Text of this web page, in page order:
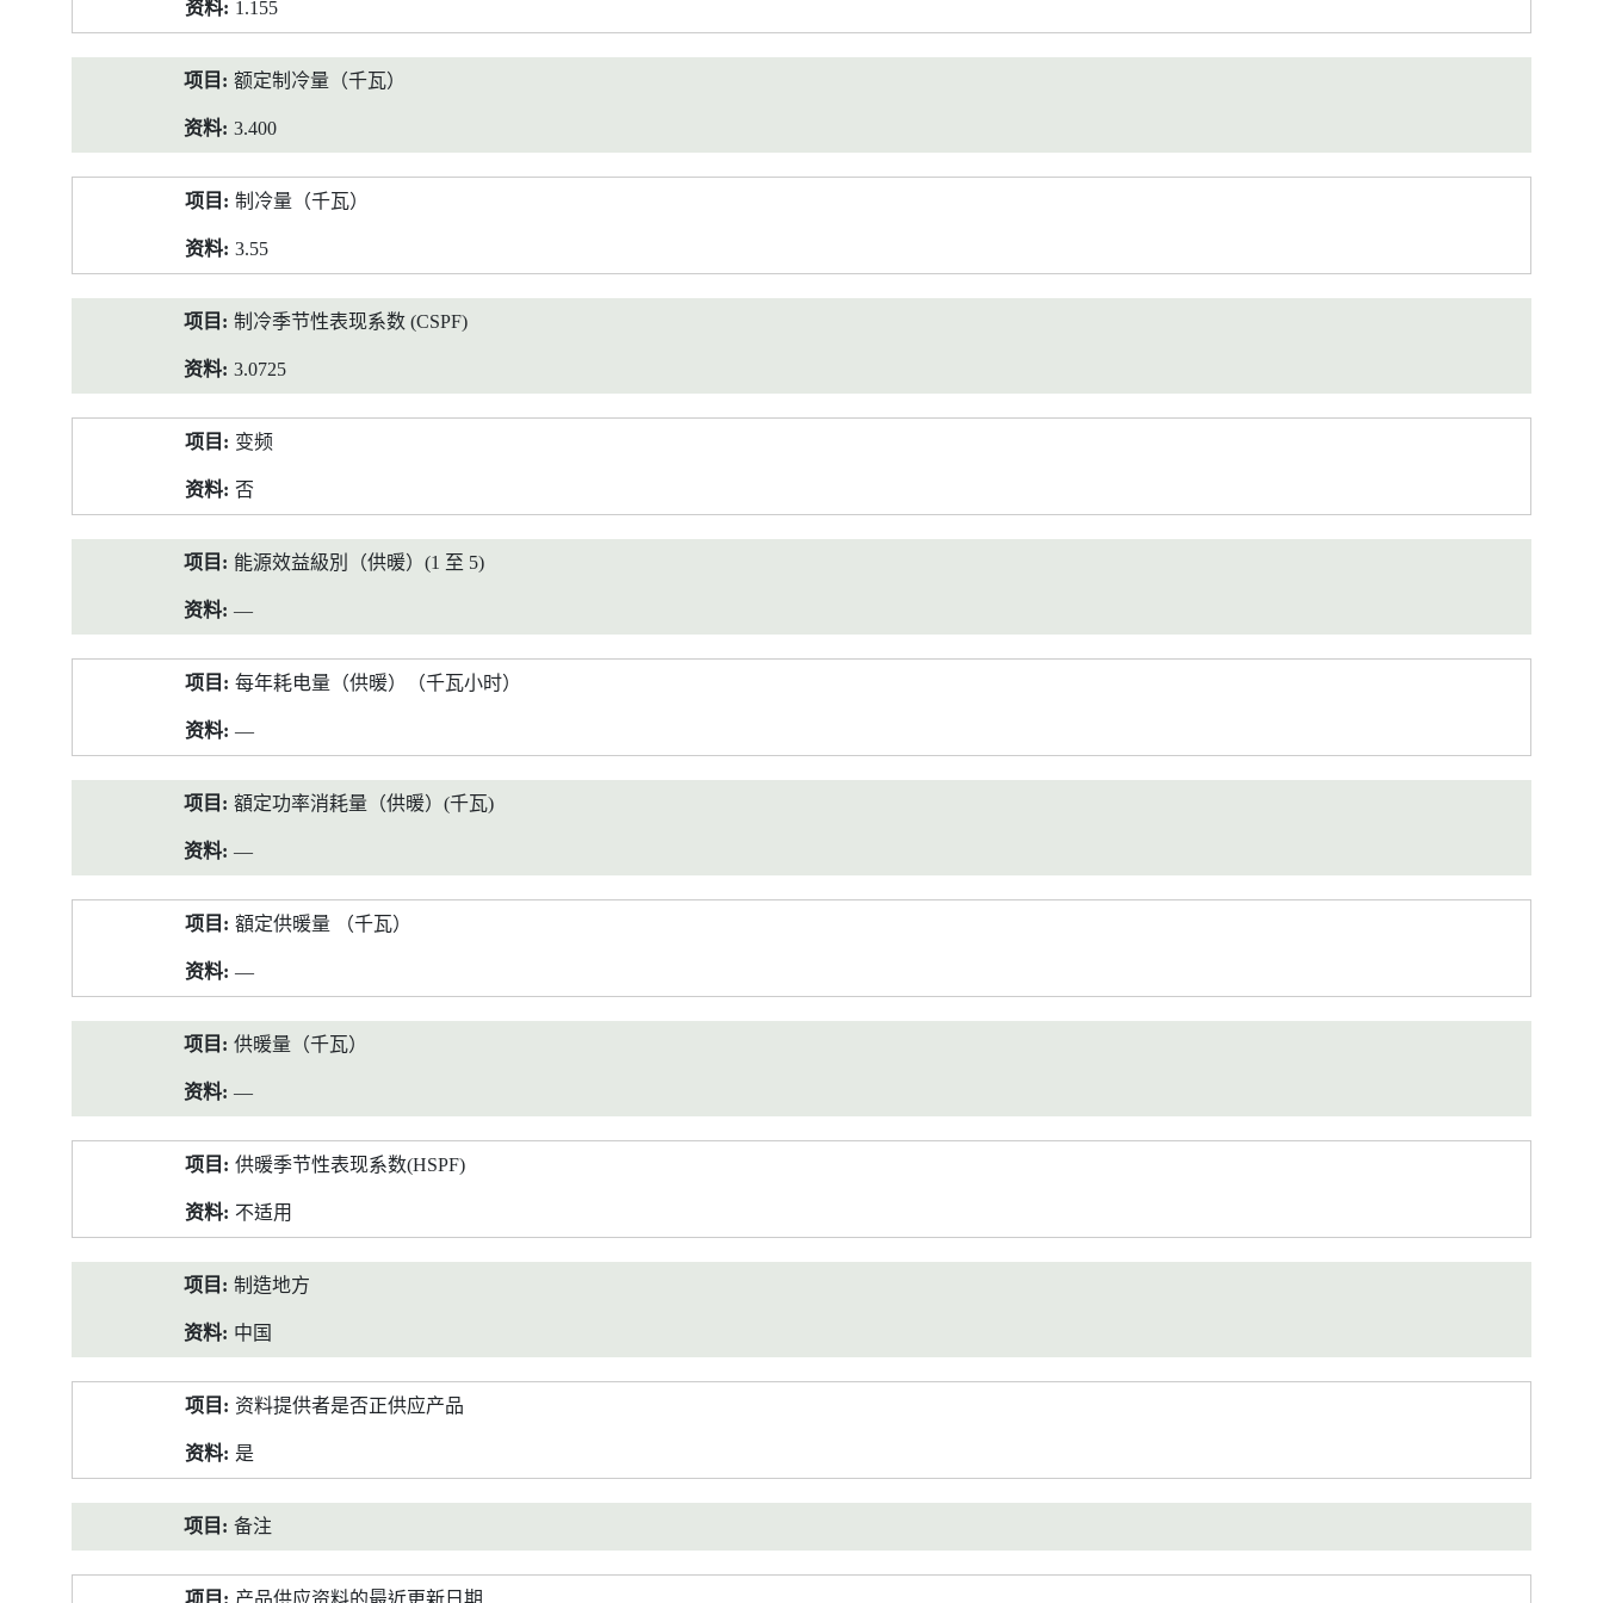
1.155
额定制冷量（千瓦）
3.400
制冷量（千瓦）
3.55
制冷季节性表现系数 (CSPF)
3.0725
变频
否
能源效益級別（供暖）(1 至 5)
—
每年耗电量（供暖）（千瓦小时）
—
額定功率消耗量（供暖）(千瓦)
—
額定供暖量 （千瓦）
—
供暖量（千瓦）
—
供暖季节性表现系数(HSPF)
不适用
制造地方
中国
资料提供者是否正供应产品
是
备注
产品供应资料的最近更新日期